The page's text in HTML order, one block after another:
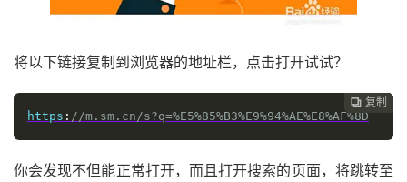
将以下链接复制到浏览器的地址栏，点击打开试试？
 复制
 复制
 复制
https : //m.sm.cn/s?q=%E5%85%B3%E9%94%AE%E8%AF%8D
你会发现不但能正常打开，而且打开搜索的页面，将跳转至